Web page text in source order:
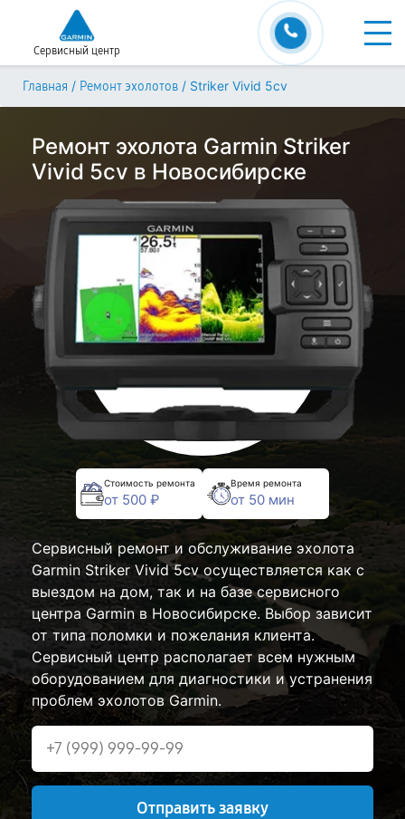
Сервисный центр
Главная / Ремонт эхолотов / Striker Vivid 5cv
Ремонт эхолота Garmin Striker
Vivid 5cv в Новосибирске
Стоимость ремонта
от 500 ₽
Время ремонта
от 50 мин
Сервисный ремонт и обслуживание эхолота
Garmin Striker Vivid 5cv осуществляется как с
выездом на дом, так и на базе сервисного
центра Garmin в Новосибирске. Выбор зависит
от типа поломки и пожелания клиента.
Сервисный центр располагает всем нужным
оборудованием для диагностики и устранения
проблем эхолотов Garmin.
Отправить заявку